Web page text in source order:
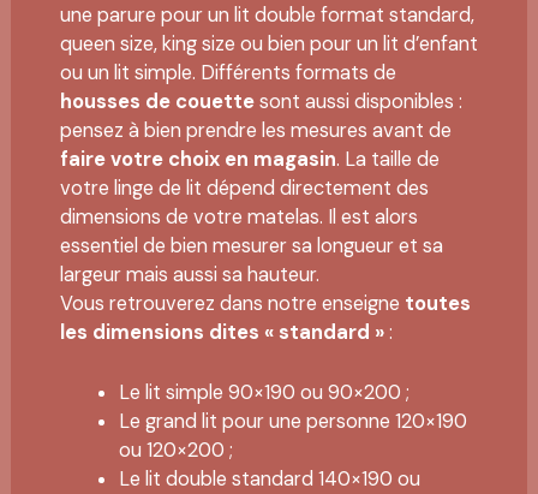
une parure pour un lit double format standard,
queen size, king size ou bien pour un lit d’enfant
ou un lit simple. Différents formats de
housses de couettesont aussi disponibles :
pensez à bien prendre les mesures avant de
faire votre choix en magasin. La taille de
votre linge de lit dépend directement des
dimensions de votre matelas. Il est alors
essentiel de bien mesurer sa longueur et sa
largeur mais aussi sa hauteur.
Vous retrouverez dans notre enseigne toutes
les dimensions dites « standard »:
Le lit simple 90×190 ou 90×200 ;
Le grand lit pour une personne 120×190
ou 120×200 ;
Le lit double standard 140×190 ou